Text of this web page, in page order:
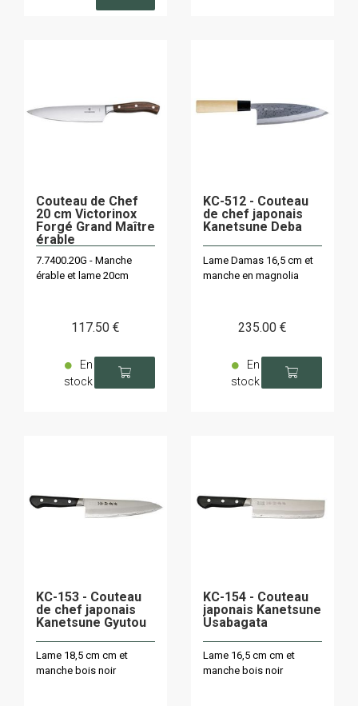
Couteau de Chef
20 cm Victorinox
Forgé Grand Maître
érable
7.7400.20G - Manche
érable et lame 20cm
117.50 €
En
stock
KC-512 - Couteau
de chef japonais
Kanetsune Deba
Lame Damas 16,5 cm et
manche en magnolia
235.00 €
En
stock
KC-153 - Couteau
de chef japonais
Kanetsune Gyutou
Lame 18,5 cm cm et
manche bois noir
KC-154 - Couteau
japonais Kanetsune
Usabagata
Lame 16,5 cm cm et
manche bois noir